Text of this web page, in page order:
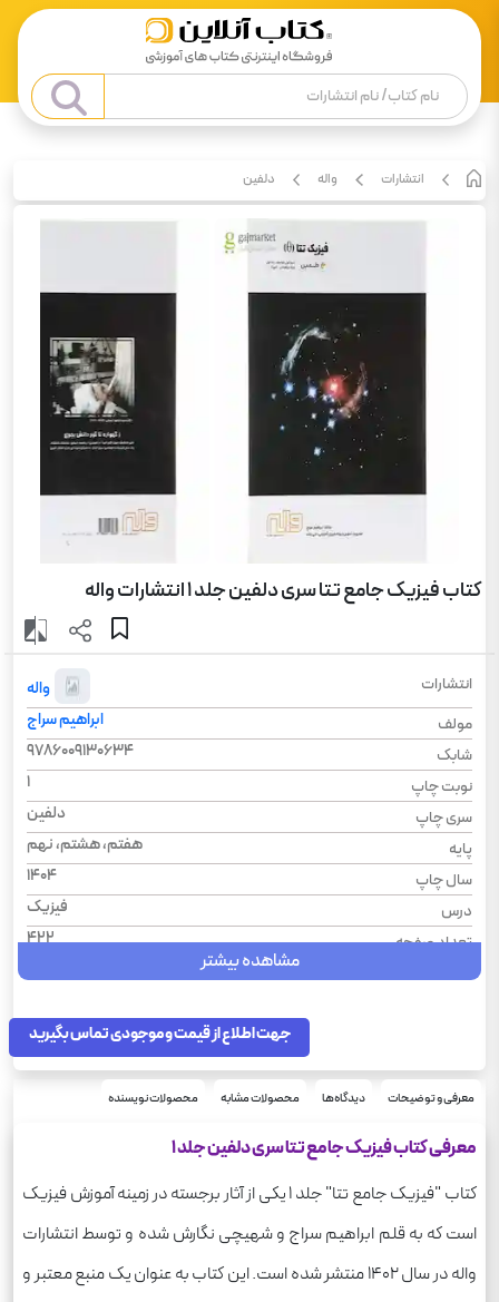
انتشارات واله دلفین
کتاب فیزیک جامع تتا سری دلفین جلد 1 انتشارات واله
انتشارات
واله
مولف
ابراهیم سراج
شابک
9786009130634
نوبت چاپ
1
سری چاپ
دلفین
پایه
هفتم، هشتم، نهم
سال چاپ
1404
درس
فیزیک
تعداد صفحه
422
900
مشاهده بیشتر
جهت اطلاع از قیمت و موجودی تماس بگیرید
معرفی و توضیحات دیدگاه‌ها محصولات مشابه محصولات نویسنده
معرفی کتاب فیزیک جامع تتا سری دلفین جلد 1
کتاب "فیزیک جامع تتا" جلد 1 یکی از آثار برجسته در زمینه آموزش فیزیک
است که به قلم ابراهیم سراج و شهیچی نگارش شده و توسط انتشارات
واله در سال 1402 منتشر شده است. این کتاب به عنوان یک منبع معتبر و